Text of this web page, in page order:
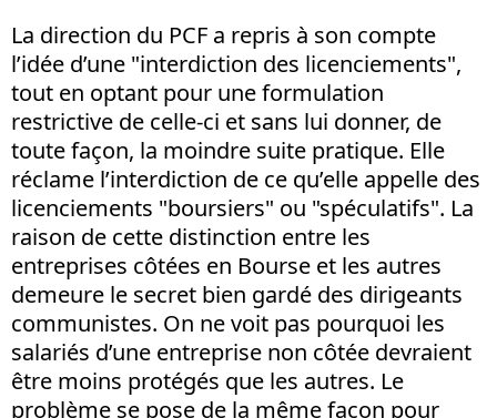
La direction du PCF a repris à son compte
l’idée d’une "interdiction des licenciements",
tout en optant pour une formulation
restrictive de celle-ci et sans lui donner, de
toute façon, la moindre suite pratique. Elle
réclame l’interdiction de ce qu’elle appelle des
licenciements "boursiers" ou "spéculatifs". La
raison de cette distinction entre les
entreprises côtées en Bourse et les autres
demeure le secret bien gardé des dirigeants
communistes. On ne voit pas pourquoi les
salariés d’une entreprise non côtée devraient
être moins protégés que les autres. Le
problème se pose de la même façon pour